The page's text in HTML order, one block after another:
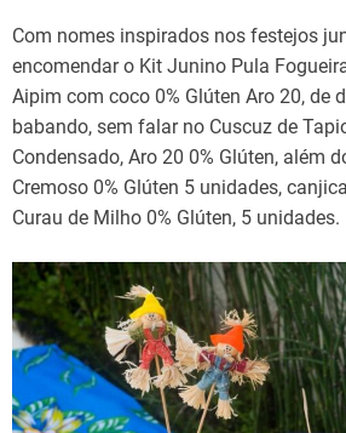
Com nomes inspirados nos festejos
encomendar o Kit Junino Pula
Aipim com coco 0% Glúten Aro 20, de
babando, sem falar no Cuscuz de
Condensado, Aro 20 0% Glúten, além
Cremoso 0% Glúten 5 unidades,
Curau de Milho 0% Glúten, 5 unidades.